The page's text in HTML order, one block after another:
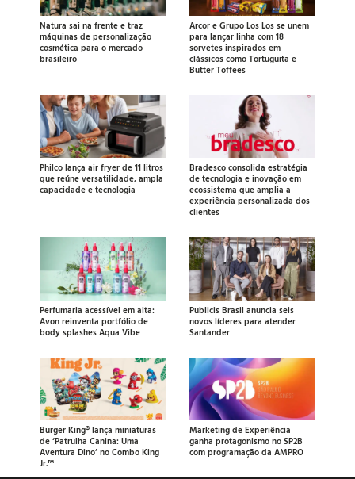
Natura sai na frente e traz
máquinas de personalização
cosmética para o mercado
brasileiro
Arcor e Grupo Los Los se unem
para lançar linha com 18
sorvetes inspirados em
clássicos como Tortuguita e
Butter Toffees
Philco lança air fryer de 11 litros
que reúne versatilidade, ampla
capacidade e tecnologia
Bradesco consolida estratégia
de tecnologia e inovação em
ecossistema que amplia a
experiência personalizada dos
clientes
Perfumaria acessível em alta:
Avon reinventa portfólio de
body splashes Aqua Vibe
Publicis Brasil anuncia seis
novos líderes para atender
Santander
Burger King® lança miniaturas
de ‘Patrulha Canina: Uma
Aventura Dino’ no Combo King
Jr.™
Marketing de Experiência
ganha protagonismo no SP2B
com programação da AMPRO